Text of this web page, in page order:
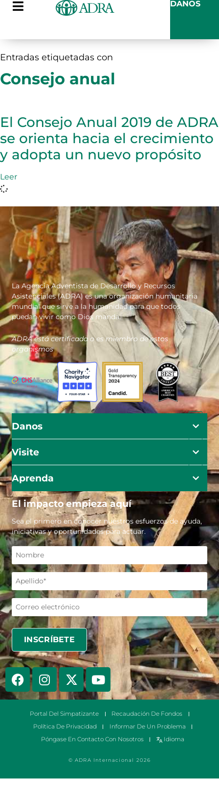
DANOS
Entradas etiquetadas con
Consejo anual
El Consejo Anual 2019 de ADRA
se orienta hacia el crecimiento
y adopta un nuevo propósito
Leer
La Agencia Adventista de Desarrollo y Recursos
Asistenciales (ADRA) es una organización humanitaria
mundial que sirve a la humanidad para que todos
puedan vivir como Dios manda.
ADRA está certificada o es miembro de estos
organismos
Danos
Visite
Aprenda
El impacto empieza aquí
Sea el primero en conocer nuestros esfuerzos de ayuda,
iniciativas y oportunidades para actuar.
© ADRA Internacional 2026
Portal Del Simpatizante
Recaudación De Fondos
Política De Privacidad
Informar De Un Problema
Póngase En Contacto Con Nosotros
Idioma